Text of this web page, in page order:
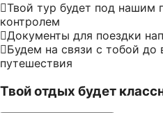
Твой тур будет под нашим
контролем
Документы для поездки
Будем на связи с тобой до
путешествия
Твой отдых будет